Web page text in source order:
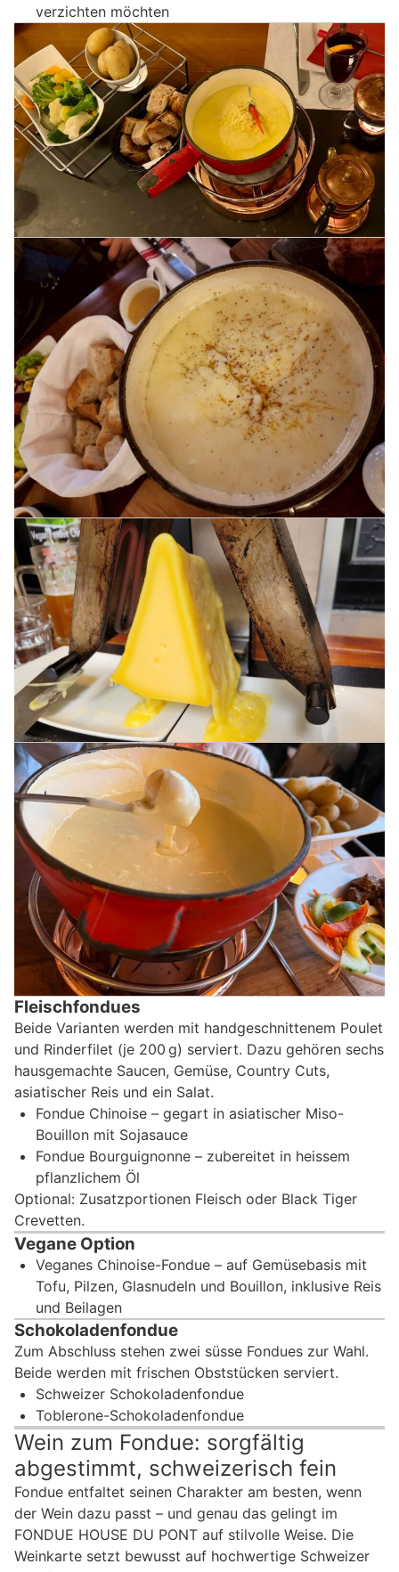
verzichten möchten
Fleischfondues
Beide Varianten werden mit handgeschnittenem Poulet
und Rinderfilet (je 200 g) serviert. Dazu gehören sechs
hausgemachte Saucen, Gemüse, Country Cuts,
asiatischer Reis und ein Salat.
Fondue Chinoise – gegart in asiatischer Miso-
Bouillon mit Sojasauce
Fondue Bourguignonne – zubereitet in heissem
pflanzlichem Öl
Optional: Zusatzportionen Fleisch oder Black Tiger
Crevetten.
Vegane Option
Veganes Chinoise-Fondue – auf Gemüsebasis mit
Tofu, Pilzen, Glasnudeln und Bouillon, inklusive Reis
und Beilagen
Schokoladenfondue
Zum Abschluss stehen zwei süsse Fondues zur Wahl.
Beide werden mit frischen Obststücken serviert.
Schweizer Schokoladenfondue
Toblerone-Schokoladenfondue
Wein zum Fondue: sorgfältig
abgestimmt, schweizerisch fein
Fondue entfaltet seinen Charakter am besten, wenn
der Wein dazu passt – und genau das gelingt im
FONDUE HOUSE DU PONT auf stilvolle Weise. Die
Weinkarte setzt bewusst auf hochwertige Schweizer